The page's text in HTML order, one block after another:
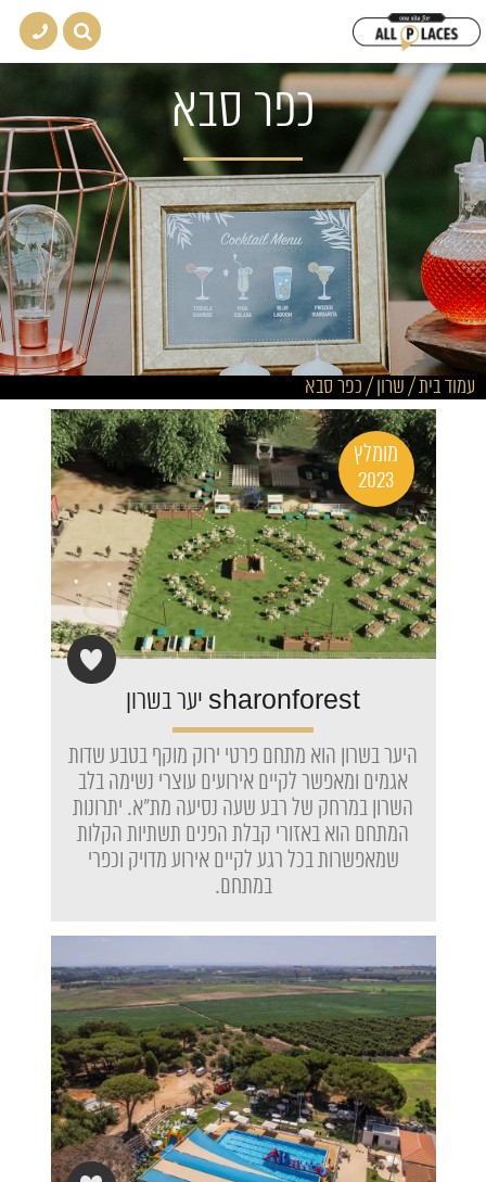
כפר סבא
עמוד בית/שרון/כפר סבא
מומלץ
2023
sharonforest יער בשרון
היער בשרון הוא מתחם פרטי ירוק מוקף בטבע שדות
אגמים ומאפשר לקיים אירועים עוצרי נשימה בלב
השרון במרחק של רבע שעה נסיעה מת"א. יתרונות
המתחם הוא באזורי קבלת הפנים תשתיות הקלות
שמאפשרות בכל רגע לקיים אירוע מדויק וכפרי
במתחם.